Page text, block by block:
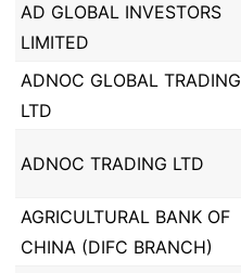
AD GLOBAL INVESTORS
LIMITED
ADNOC GLOBAL TRADING
LTD
ADNOC TRADING LTD
AGRICULTURAL BANK OF
CHINA (DIFC BRANCH)